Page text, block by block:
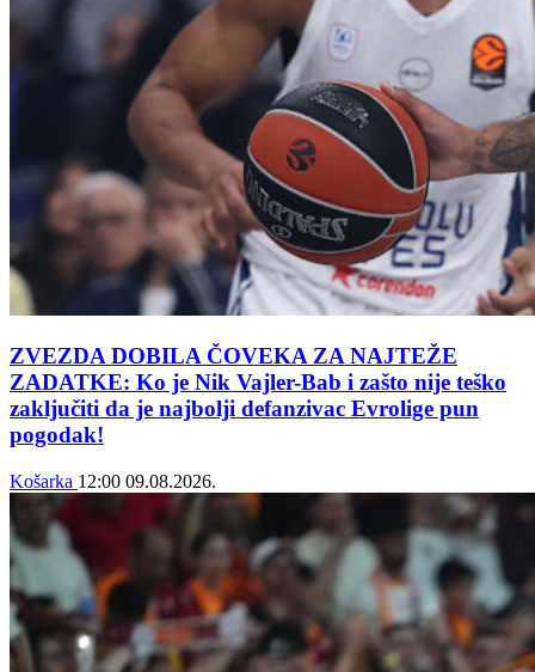
ZVEZDA DOBILA ČOVEKA ZA NAJTEŽE
ZADATKE: Ko je Nik Vajler-Bab i zašto nije teško
zaključiti da je najbolji defanzivac Evrolige pun
pogodak!
Košarka 12:00 09.08.2026.